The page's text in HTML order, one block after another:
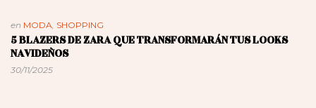
en MODA, SHOPPING
5 BLAZERS DE ZARA QUE TRANSFORMARÁN TUS LOOKS
NAVIDEÑOS
30/11/2025